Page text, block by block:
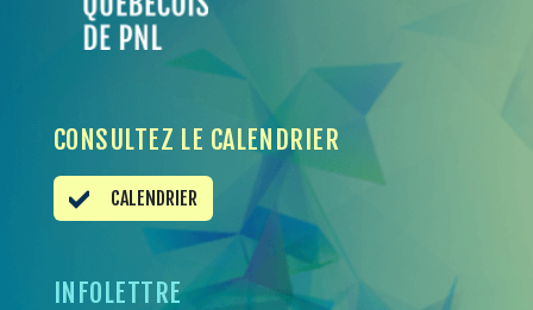
CONSULTEZ LE CALENDRIER
CALENDRIER
INFOLETTRE